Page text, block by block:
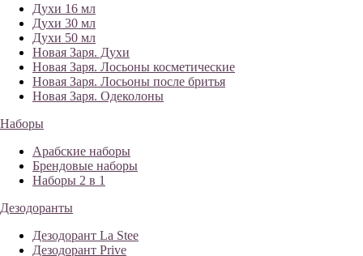
Духи 16 мл
Духи 30 мл
Духи 50 мл
Новая Заря. Духи
Новая Заря. Лосьоны косметические
Новая Заря. Лосьоны после бритья
Новая Заря. Одеколоны
Наборы
Арабские наборы
Брендовые наборы
Наборы 2 в 1
Дезодоранты
Дезодорант La Stee
Дезодорант Prive